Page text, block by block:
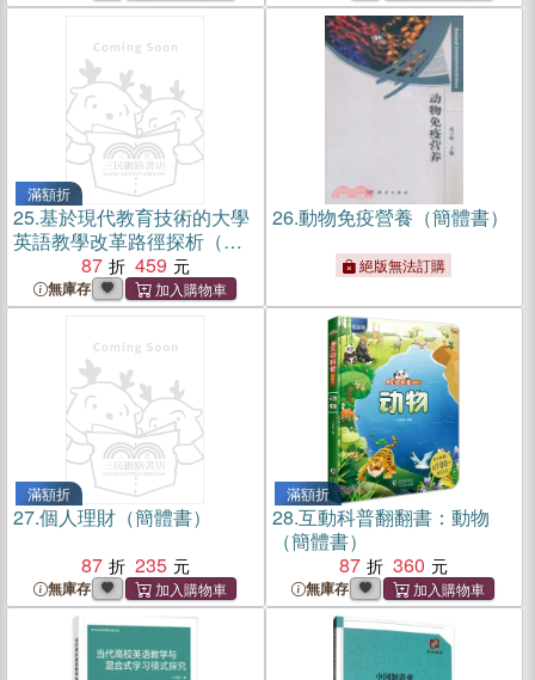
滿額折
25.基於現代教育技術的大學
英語教學改革路徑探析（簡
87 459
無庫存
26.動物免疫營養（簡體書）
絕版無法訂購
滿額折
27.個人理財（簡體書）
87
235
無庫存
滿額折
28.互動科普翻翻書：動物
（簡體書）
87
360
無庫存